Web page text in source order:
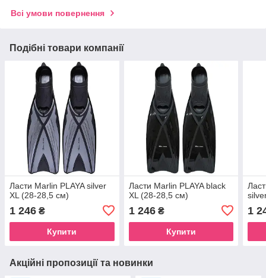
Всі умови повернення
Подібні товари компанії
Ласти Marlin PLAYA silver
XL (28-28,5 см)
1 246 ₴
Купити
Ласти Marlin PLAYA black
XL (28-28,5 см)
1 246₴
Купити
1
Акційні пропозиції та новинки